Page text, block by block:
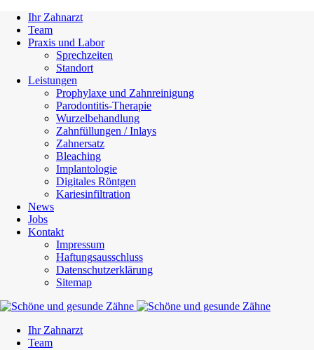
Ihr Zahnarzt
Team
Praxis und Labor
Sprechzeiten
Standort
Leistungen
Prophylaxe und Zahnreinigung
Parodontitis-Therapie
Wurzelbehandlung
Zahnfüllungen / Inlays
Zahnersatz
Bleaching
Implantologie
Digitales Röntgen
Kariesinfiltration
News
Jobs
Kontakt
Impressum
Haftungsausschluss
Datenschutzerklärung
Sitemap
Ihr Zahnarzt
Team